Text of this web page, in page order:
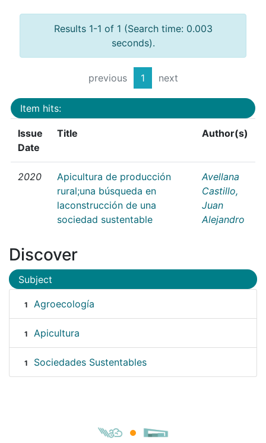
Results 1-1 of 1 (Search time: 0.003
seconds).
previous 1 next
Item hits:
Issue
Date
Title Author(s)
2020
Apicultura de producción
rural;una búsqueda en
laconstrucción de una
sociedad sustentable
Avellana
Castillo,
Juan
Alejandro
Discover
Subject
1 Agroecología
1 Apicultura
1 Sociedades Sustentables